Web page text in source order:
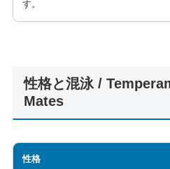
す。
性格と混泳 /
Mates
性格